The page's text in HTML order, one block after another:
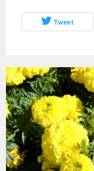
Tweet